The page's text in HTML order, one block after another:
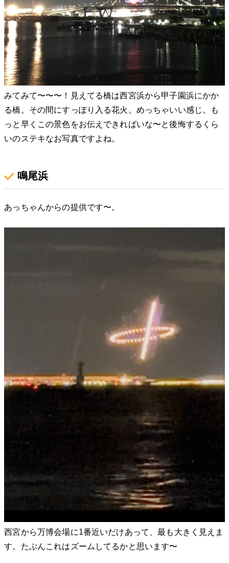
みてみて〜〜〜！見えてる橋は西宮浜から甲子園浜にかか
る橋。その間にすっぽり入る花火。めっちゃいい感じ。も
っと早くこの景色をお伝えできればいな〜と後悔するくら
いのステキなお写真ですよね。
鳴尾浜
あっちゃんからの提供です〜。
西宮から万博会場に1番近いだけあって、最も大きく見えま
す。たぶんこれはズームしてるかと思います〜